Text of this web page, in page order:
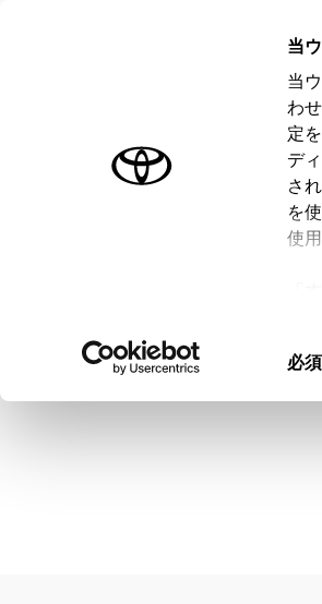
当
当
わ
定
デ
さ
を
使
て
同
必須
オーナーサポート
見積りシミュ